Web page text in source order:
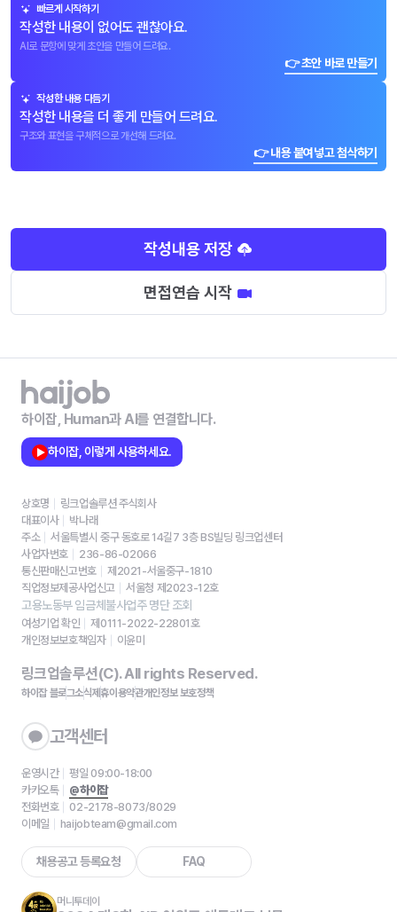
빠르게 시작하기
작성한 내용이 없어도 괜찮아요.
AI로 문항에 맞게 초안을 만들어 드려요.
👉 초안 바로 만들기
작성한 내용 다듬기
작성한 내용을 더 좋게 만들어 드려요.
구조와 표현을 구체적으로 개선해 드려요.
👉 내용 붙여넣고 첨삭하기
작성내용 저장
면접연습 시작
하이잡, Human과 AI를 연결합니다.
하이잡, 이렇게 사용하세요.
상호명
링크업솔루션 주식회사
대표이사
박나래
주소
서울특별시 중구 동호로 14길7 3층 BS빌딩 링크업센터
사업자번호
236-86-02066
통신판매신고번호
제2021-서울중구-1810
직업정보제공사업신고
서울청 제2023-12호
고용노동부 임금체불사업주 명단 조회
여성기업 확인
제0111-2022-22801호
개인정보보호책임자
이윤미
링크업솔루션(C). All rights Reserved.
하이잡 블로그소식제휴이용약관개인정보 보호정책
고객센터
운영시간
평일 09:00-18:00
카카오톡
@하이잡
전화번호
02-2178-8073/8029
이메일
haijobteam@gmail.com
채용공고 등록요청 FAQ
머니투데이